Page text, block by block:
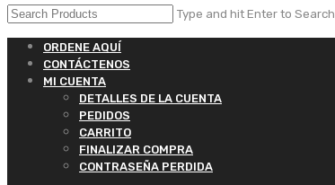
Type and hit Enter to Search
ORDENE AQUÍ
CONTÁCTENOS
MI CUENTA
DETALLES DE LA CUENTA
PEDIDOS
CARRITO
FINALIZAR COMPRA
CONTRASEÑA PERDIDA